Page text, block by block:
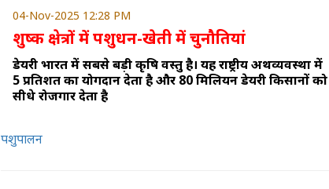
04-Nov-2025 12:28 PM
शुष्क क्षेत्रों में पशुधन-खेती में चुनौतियां
डेयरी भारत में सबसे बड़ी कृषि वस्तु है। यह राष्ट्रीय अर्थव्यवस्था में
5 प्रतिशत का योगदान देता है और 80 मिलियन डेयरी किसानों को
सीधे रोजगार देता है
पशुपालन